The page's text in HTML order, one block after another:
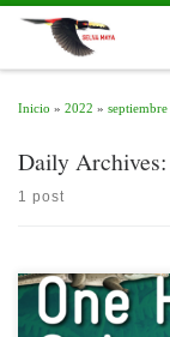
Skip to content
Inicio » 2022 » septiembre
Daily Archives:
1 post